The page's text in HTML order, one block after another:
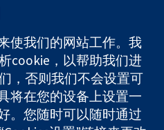
关于我们
工作机会
Cochrane
Library
使我们的网站工作。我
cookie，以帮助我们进
，否则我们不会设置可
将在您的设备上设置一
。您随时可以随时通过